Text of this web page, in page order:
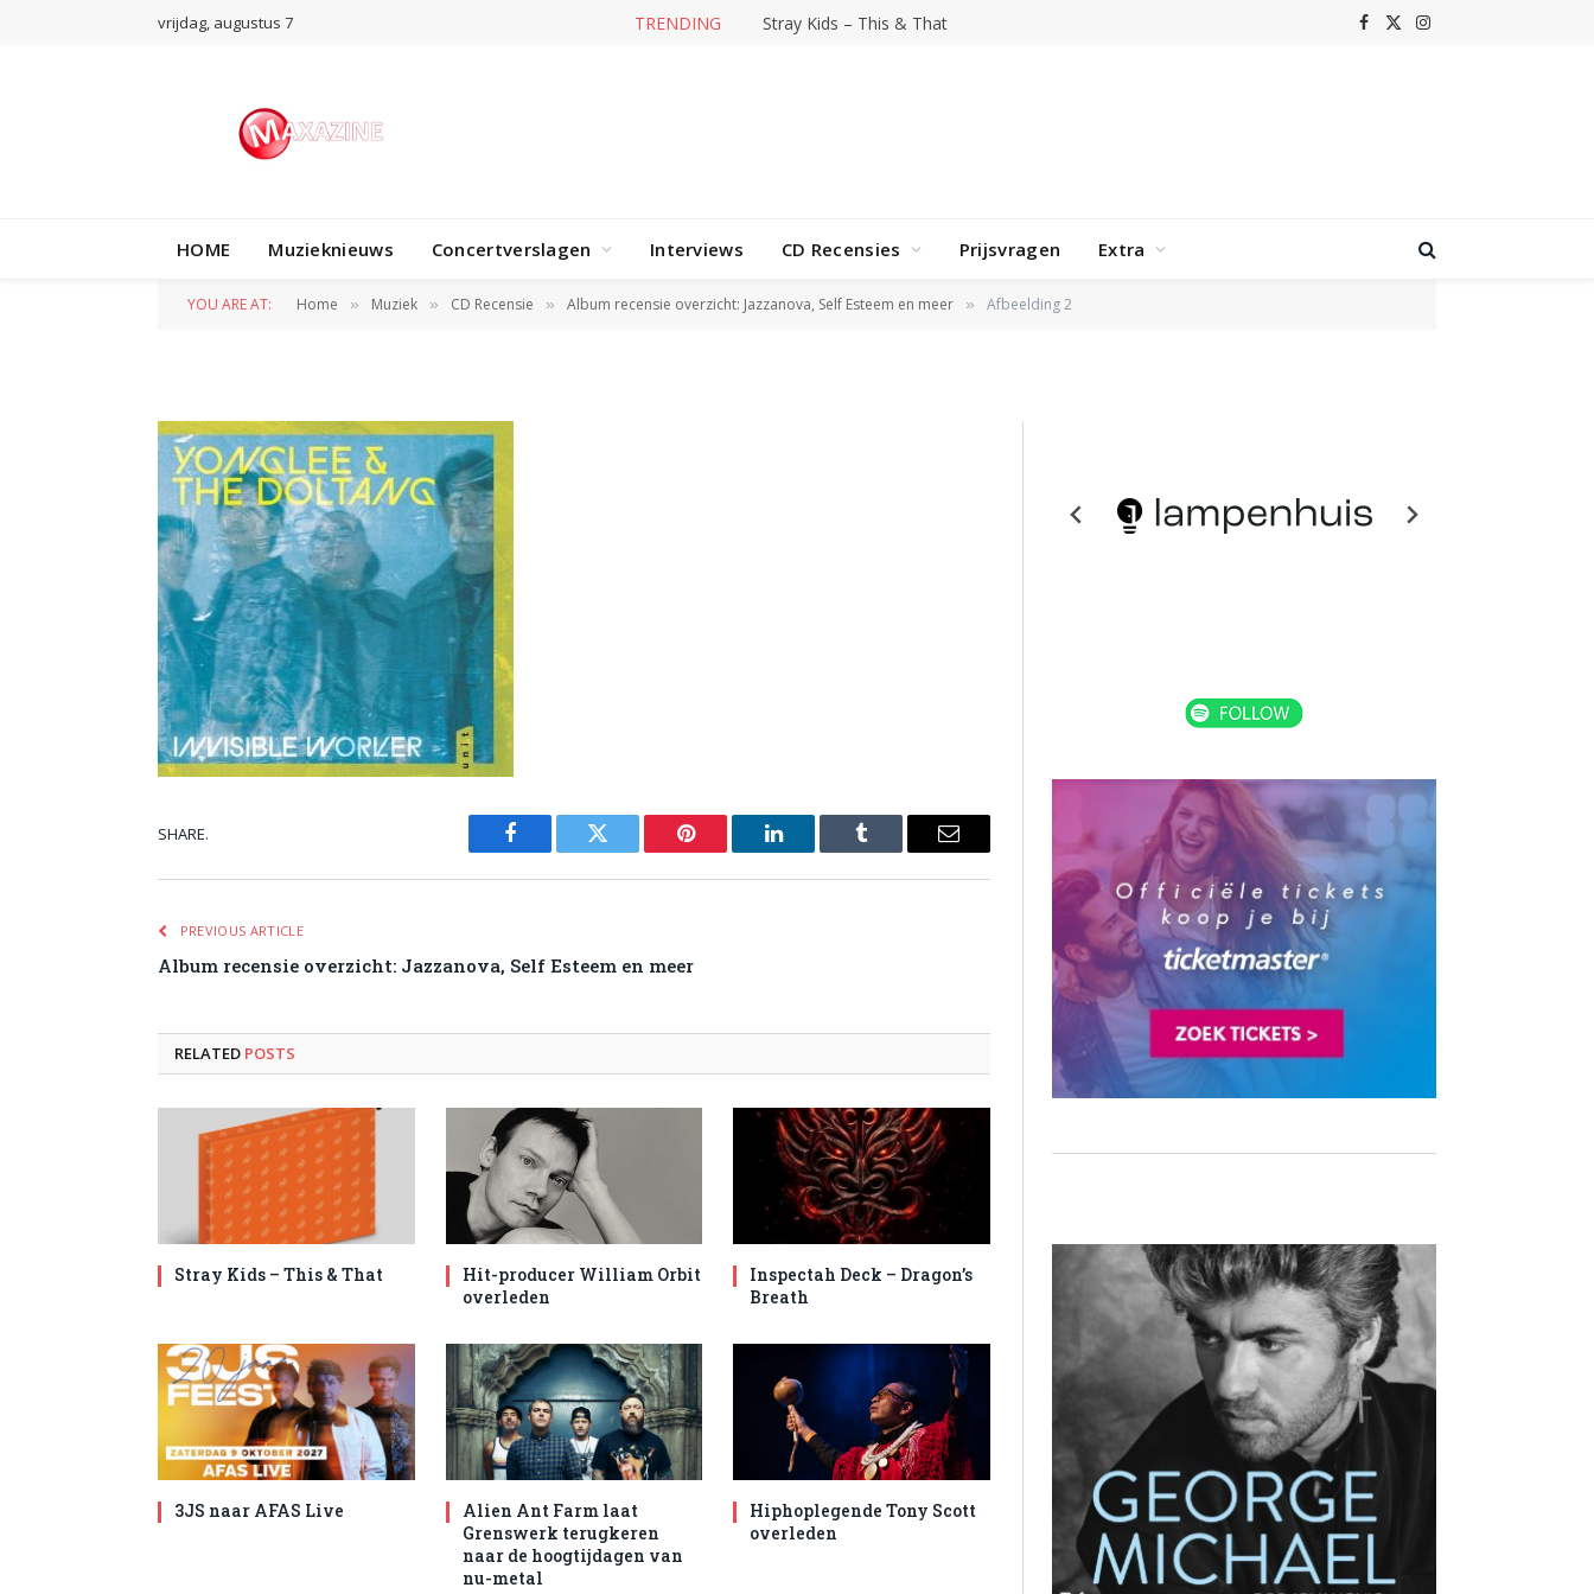
vrijdag, augustus 7 TRENDING Stray Kids – This & That Facebook
X
Instagram
HOME Muzieknieuws Concertverslagen Interviews CD Recensies Prijsvragen Extra
YOU ARE AT: Home » Muziek » CD Recensie » Album recensie overzicht: Jazzanova, Self Esteem en meer » Afbeelding 2
Afbeelding 2
SHARE.
Facebook Twitter Pinterest LinkedIn Tumblr Email
PREVIOUS ARTICLE
Album recensie overzicht: Jazzanova, Self Esteem en meer
RELATED POSTS
Stray Kids – This & That
Hit-producer William Orbit
overleden
Inspectah Deck – Dragon’s
Breath
3JS naar AFAS Live
Alien Ant Farm laat
Grenswerk terugkeren
naar de hoogtijdagen van
nu-metal
Hiphoplegende Tony Scott
overleden